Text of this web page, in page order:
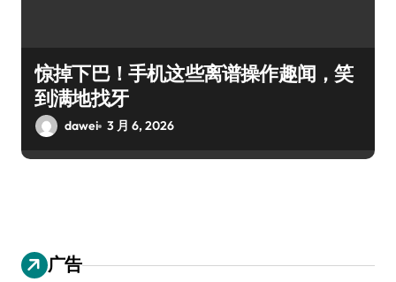
惊掉下巴！手机这些离谱操作趣闻，笑
到满地找牙
dawei 3 月 6, 2026
广告